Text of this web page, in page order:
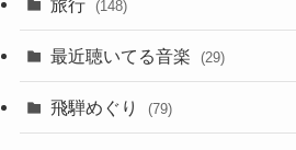
旅行 (148)
最近聴いてる音楽 (29)
飛騨めぐり (79)